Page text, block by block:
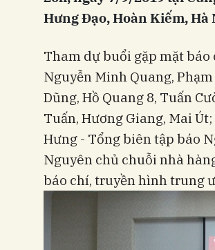
Hưng Đạo, Hoàn Kiếm, Hà
Tham dự buổi gặp mặt báo
Nguyễn Minh Quang,
Dũng, Hồ Quang 8, Tuấn
Tuấn, Hương Giang, Mai
Hưng - Tổng biên tập báo
Nguyên chủ chuỗi nhà
báo chí, truyền hình trung